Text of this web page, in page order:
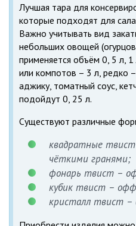
Лучшая тара для
которые подходят для
Важно учитывать вид
небольших овощей
применяется объём 0, 5 л,
или компотов – 3 л, редко
аджику, томатный соус,
подойдут 0, 25 л.
Существуют различные
квадратные
чёткими гранями;
фонарь твист –
кубик твист –
кристалл твист